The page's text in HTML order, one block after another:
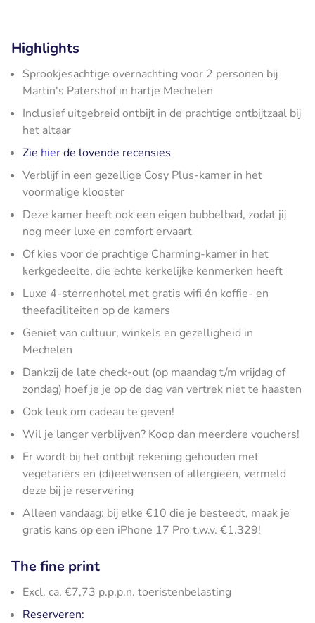
Highlights
Sprookjesachtige overnachting voor 2 personen bij
Martin's Patershof in hartje Mechelen
Inclusief uitgebreid ontbijt in de prachtige ontbijtzaal bij
het altaar
Zie hierde lovende recensies
Verblijf in een gezellige Cosy Plus-kamer in het
voormalige klooster
Deze kamer heeft ook een eigen bubbelbad, zodat jij
nog meer luxe en comfort ervaart
Of kies voor de prachtige Charming-kamer in het
kerkgedeelte, die echte kerkelijke kenmerken heeft
Luxe 4-sterrenhotel met gratis wifi én koffie- en
theefaciliteiten op de kamers
Geniet van cultuur, winkels en gezelligheid in
Mechelen
Dankzij de late check-out (op maandag t/m vrijdag of
zondag) hoef je je op de dag van vertrek niet te haasten
Ook leuk om cadeau te geven!
Wil je langer verblijven? Koop dan meerdere vouchers!
Er wordt bij het ontbijt rekening gehouden met
vegetariërs en (di)eetwensen of allergieën, vermeld
deze bij je reservering
Alleen vandaag: bij elke €10 die je besteedt, maak je
gratis kans op een iPhone 17 Pro t.w.v. €1.329!
The fine print
Excl. ca. €7,73 p.p.p.n. toeristenbelasting
Reserveren: